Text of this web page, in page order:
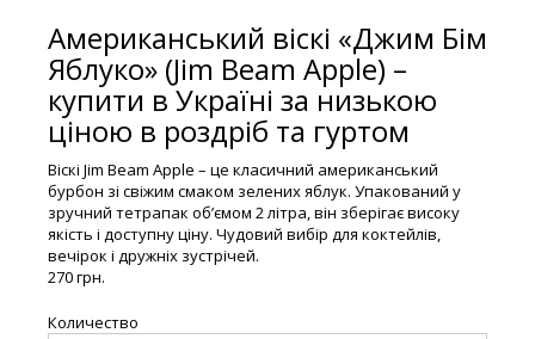
Американський віскі «Джим Бім
Яблуко» (Jim Beam Apple) –
купити в Україні за низькою
ціною в роздріб та гуртом
Віскі Jim Beam Apple – це класичний американський
бурбон зі свіжим смаком зелених яблук. Упакований у
зручний тетрапак об’ємом 2 літра, він зберігає високу
якість і доступну ціну. Чудовий вибір для коктейлів,
вечірок і дружніх зустрічей.
270 грн.
Количество